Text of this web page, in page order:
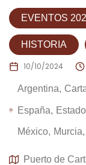
EVENTOS
HISTORIA
10/10/2024
Argentina
España
México Murcia
Puerto de